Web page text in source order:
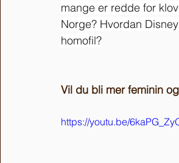
mange er redde for
Norge? Hvordan
homofil?
Vil du bli mer feminin
https://youtu.be/